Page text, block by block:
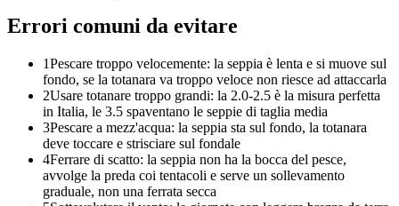
Errori comuni da evitare
1Pescare troppo velocemente: la seppia è lenta e si muove sul
fondo, se la totanara va troppo veloce non riesce ad attaccarla
2Usare totanare troppo grandi: la 2.0-2.5 è la misura perfetta
in Italia, le 3.5 spaventano le seppie di taglia media
3Pescare a mezz'acqua: la seppia sta sul fondo, la totanara
deve toccare e strisciare sul fondale
4Ferrare di scatto: la seppia non ha la bocca del pesce,
avvolge la preda coi tentacoli e serve un sollevamento
graduale, non una ferrata secca